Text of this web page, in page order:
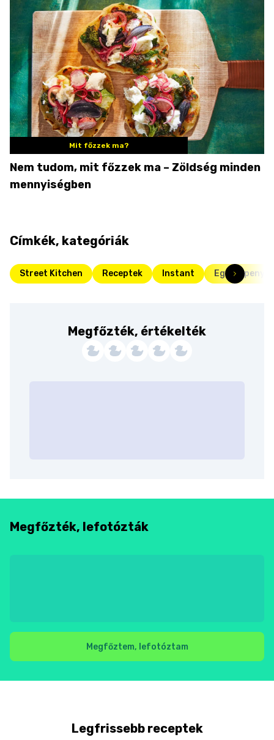
Mit főzzek ma?
Nem tudom, mit főzzek ma – Zöldség minden
mennyiségben
Címkék, kategóriák
Street Kitchen Receptek Instant
Megfőzték, értékelték
Megfőzték, lefotózták
Megfőztem, lefotóztam
Legfrissebb receptek